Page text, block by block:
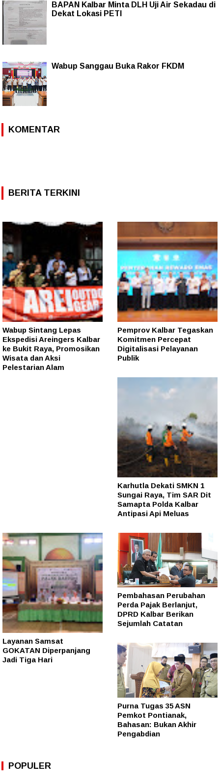
BAPAN Kalbar Minta DLH Uji Air Sekadau di
Dekat Lokasi PETI
Wabup Sanggau Buka Rakor FKDM
KOMENTAR
BERITA TERKINI
Wabup Sintang Lepas
Ekspedisi Areingers Kalbar
ke Bukit Raya, Promosikan
Wisata dan Aksi
Pelestarian Alam
Pemprov Kalbar Tegaskan
Komitmen Percepat
Digitalisasi Pelayanan
Publik
Karhutla Dekati SMKN 1
Sungai Raya, Tim SAR Dit
Samapta Polda Kalbar
Antipasi Api Meluas
Layanan Samsat
GOKATAN Diperpanjang
Jadi Tiga Hari
Pembahasan Perubahan
Perda Pajak Berlanjut,
DPRD Kalbar Berikan
Sejumlah Catatan
Purna Tugas 35 ASN
Pemkot Pontianak,
Bahasan: Bukan Akhir
Pengabdian
POPULER